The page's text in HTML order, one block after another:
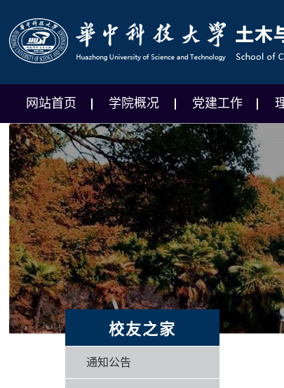
网站首页 学院概况 党建工作
校友之家
通知公告